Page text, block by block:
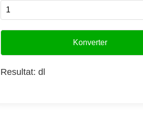
Konverter
Resultat: dl